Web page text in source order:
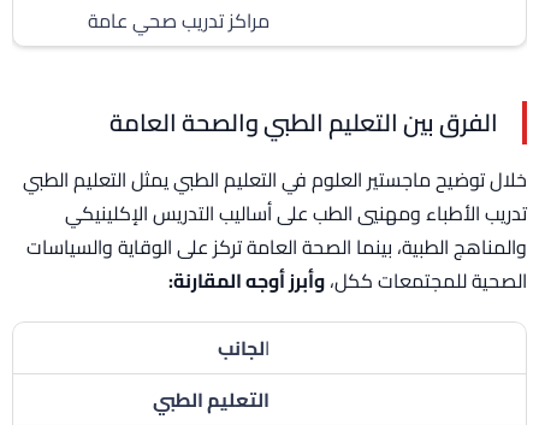
مراكز تدريب صحي عامة
الفرق بين التعليم الطبي والصحة العامة
خلال توضيح ماجستير العلوم في التعليم الطبي يمثل التعليم الطبي
تدريب الأطباء ومهنيي الطب على أساليب التدريس الإكلينيكي
والمناهج الطبية، بينما الصحة العامة تركز على الوقاية والسياسات
الصحية للمجتمعات ككل،وأبرز أوجه المقارنة:
لجانب
التعليم الطبي